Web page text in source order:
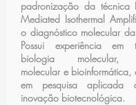
padronização da técnica
Mediated Isothermal
o diagnóstico molecular da
Possui experiência em
biologia molecular,
molecular e bioinformática,
em pesquisa
inovação biotecnológica.